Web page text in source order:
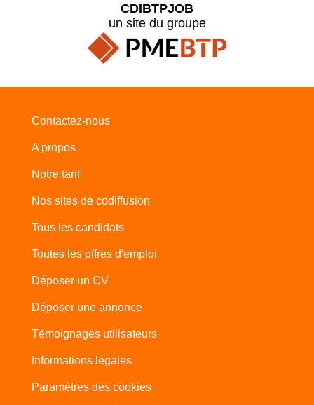
CDIBTPJOB
un site du groupe
Contactez-nous
A propos
Notre tarif
Nos sites de codiffusion
Tous les candidats
Toutes les offres d'emploi
Déposer un CV
Déposer une annonce
Témoignages utilisateurs
Informations légales
Paramètres des cookies